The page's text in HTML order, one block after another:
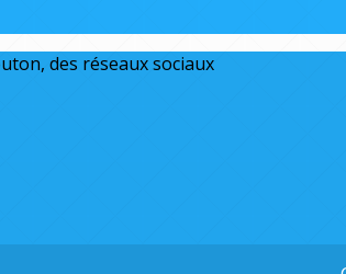
des réseaux sociaux